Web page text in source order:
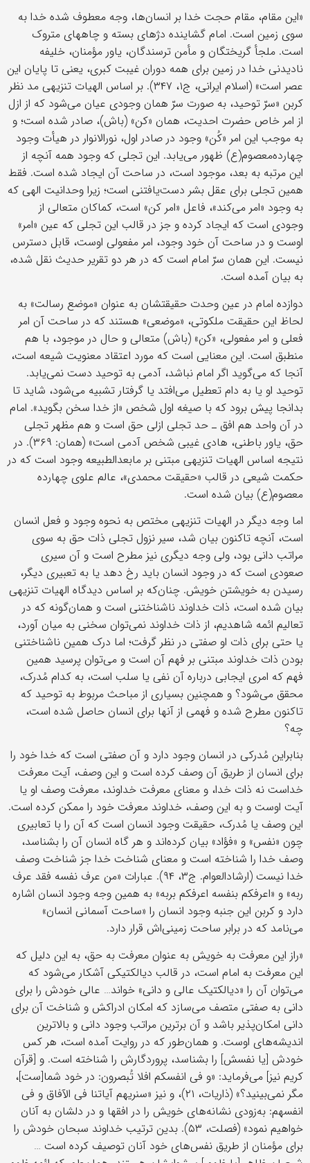
«این مقام، مقام حجت خدا بر انسان‌ها، وجه معطوف شده خدا به
سوی زمین است. امام گشاینده دژهای بسته و چاههای متروک
است. ملجأ گریختگان و مأمن ترسندگان، یاور مؤمنان، خلیفه
نادیدنی خدا در زمین برای همه دوران غیبت کبری، یعنی تا پایان این
عصر است» (اسلام ایرانی، ج۱، ۳۴۷). بر اساس الهیات تنزیهی مد نظر
کربن «سرّ توحید، به صورت سرّ همان وجودی عیان می‌شود که از ازل
از امر خاص حضرت احدیت، همان «کن» (باش)، صادر شده است؛ و
به موجب این امر «کُن» وجود در صادر اول، نورالانوار در هیأت وجود
چهارده‌معصوم(ع) ظهور می‌یابد. این تجلی که وجود همه آنچه از
این مرتبه به بعد، موجود است، در ساحت آن ایجاد شده است. فقط
همین تجلی برای عقل بشر دست‌یافتنی است؛ زیرا وحدانیت الهی که
به وجود «امر می‌کند»، فاعل «امر کن» است، کماکان متعالی از
وجودی است که ایجاد کرده و جز در قالب این تجلی که عین «امر»
اوست و در ساحت آن خود وجود، امر مفعولی اوست، قابل دسترس
نیست. این همان سرّ امام است که در هر دو تقریر حدیث نقل شده،
به بیان آمده است.
دوازده امام در عین وحدت حقیقتشان به عنوان «موضع رسالت» به
لحاظ این حقیقت ملکوتی، «موضعی» هستند که در ساحت آن امر
فعلی و امر مفعولی، «کن» (باش) متعالی و حال در موجود، با هم
منطبق است. این معنایی است که مورد اعتقاد معنویت شیعه است،
آنجا که می‌گوید اگر امام نباشد، آدمی به توحید دست نمی‌یابد.
توحید او یا به دام تعطیل می‌افتد یا گرفتار تشبیه می‌شود، شاید تا
بدانجا پیش برود که با صیغه اول شخص «از خدا سخن بگوید». امام
در آن واحد هم افق ـ حد تجلی ازلی حق است و هم مظهر تجلی
حق، یاور باطنی، هادی غیبی شخص آدمی است» (همان: ۳۶۹). در
نتیجه اساس الهیات تنزیهی مبتنی بر مابعد‌الطبیعه وجود است که در
حکمت شیعی در قالب «حقیقت محمدی»، عالم علوی چهارده
معصوم(ع) بیان شده است.
اما وجه دیگر در الهیات تنزیهی مختص به نحوه وجود و فعل انسان
است، آنچه تاکنون بیان شد، سیر نزول تجلی ذات حق به سوی
مراتب دانی بود، ولی وجه دیگری نیز مطرح است و آن سیری
صعودی است که در وجود انسان باید رخ دهد یا به تعبیری دیگر،
رسیدن به خویشتن خویش. چنان‌که بر اساس دیدگاه الهیات تنزیهی
بیان شده است، ذات خداوند ناشناختنی است و همان‌گونه که در
تعالیم ائمه شاهدیم، از ذات خداوند نمی‌توان سخنی به میان آورد،
یا حتی برای ذات او صفتی در نظر گرفت؛ اما درک همین ناشناختنی
بودن ذات خداوند مبتنی بر فهم آن است و می‌توان پرسید همین
فهم که امری ایجابی درباره آن نفی یا سلب است، به کدام مُدرک،
محقق می‌شود؟ و همچنین بسیاری از مباحث مربوط به توحید که
تاکنون مطرح شده و فهمی از آنها برای انسان حاصل شده است،
چه؟
بنابراین مُدرکی در انسان وجود دارد و آن صفتی است که خدا خود را
برای انسان از طریق آن وصف کرده است و این وصف، آیت معرفت
خداست نه ذات خدا، و معنای معرفت خداوند، معرفت وصف او یا
آیت اوست و به این وصف، خداوند معرفت خود را ممکن کرده است.
این وصف یا مُدرک، حقیقت وجود انسان است که آن را با تعابیری
چون «نفس» و «فؤاد» بیان کرده‌اند و هر گاه انسان آن را بشناسد،
وصف خدا را شناخته است و معنای شناخت خدا جز شناخت وصف
خدا نیست (ارشادالعوام. ج۳، ۹۴). عبارات «من عرف نفسه فقد عرف
ربه» و «اعرفکم بنفسه اعرفکم بربه» به همین وجه وجود انسان اشاره
دارد و کربن این جنبه وجود انسان را «ساحت آسمانی انسان»
می‌نامد که در برابر ساحت زمینی‌اش قرار دارد.
«راز این معرفت به خویش به عنوان معرفت به حق، به این دلیل که
این معرفت به امام است، در قالب دیالکتیکی آشکار می‌شود که
می‌توان آن را «دیالکتیک عالی و دانی» خواند… عالی خودش را برای
دانی به صفتی متصف می‌سازد که امکان ادراکش و شناخت آن برای
دانی امکان‌پذیر باشد و آن برترین مراتب وجود دانی و بالاترین
اندیشه‌های اوست. و همان‌طور که در روایت آمده است، هر کس
خودش [یا نفسش] را بشناسد، پروردگارش را شناخته است. و [قرآن
کریم نیز] می‌فرماید: «و فی انفسکم افلا تُبصرون: در خود شما[ست]،
مگر نمی‌بینید؟» (ذاریات، ۲۱)، و نیز «سنریهم آیاتنا فی الآفاق و فی
انفسهم: به‌زودی نشانه‌های خویش را در افقها و در دلشان به آنان
خواهیم نمود» (فصلت، ۵۳). بدین ترتیب خداوند سبحان خودش را
برای مؤمنان از طریق نفس‌های خود آنان توصیف کرده است …